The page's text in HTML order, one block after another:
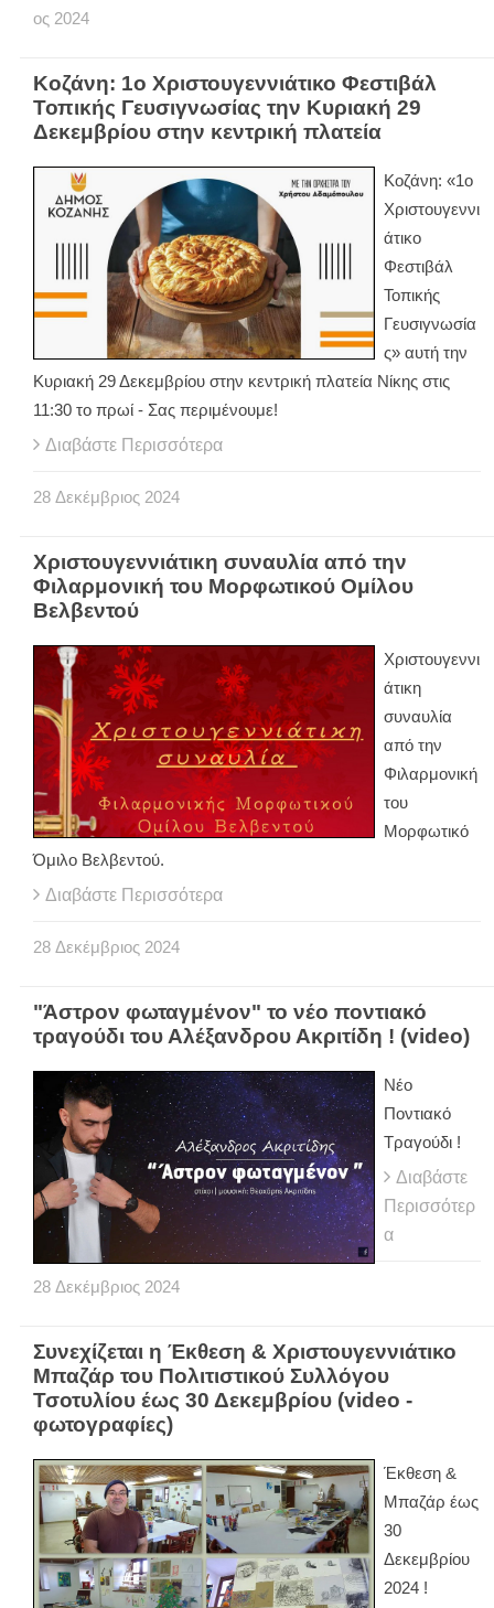
ος 2024
Κοζάνη: 1ο Χριστουγεννιάτικο Φεστιβάλ
Τοπικής Γευσιγνωσίας την Κυριακή 29
Δεκεμβρίου στην κεντρική πλατεία
Κοζάνη: «1ο
Χριστουγεννι
άτικο
Φεστιβάλ
Τοπικής
Γευσιγνωσία
ς» αυτή την
Κυριακή 29 Δεκεμβρίου στην κεντρική πλατεία Νίκης στις
11:30 το πρωί - Σας περιμένουμε!
Διαβάστε Περισσότερα
28 Δεκέμβριος 2024
Χριστουγεννιάτικη συναυλία από την
Φιλαρμονική του Μορφωτικού Ομίλου
Βελβεντού
Χριστουγεννι
άτικη
συναυλία
από την
Φιλαρμονική
του
Μορφωτικό
Όμιλο Βελβεντού.
Διαβάστε Περισσότερα
28 Δεκέμβριος 2024
"Άστρον φωταγμένον" το νέο ποντιακό
τραγούδι του Αλέξανδρου Ακριτίδη ! (video)
Νέο
Ποντιακό
Τραγούδι !
Διαβάστε
Περισσότερ
α
28 Δεκέμβριος 2024
Συνεχίζεται η Έκθεση & Χριστουγεννιάτικο
Μπαζάρ του Πολιτιστικού Συλλόγου
Τσοτυλίου έως 30 Δεκεμβρίου (video -
φωτογραφίες)
Έκθεση &
Μπαζάρ έως
30
Δεκεμβρίου
2024 !